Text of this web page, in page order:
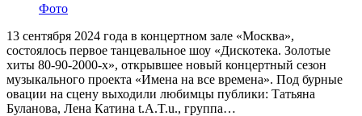
Фото
13 сентября 2024 года в концертном зале «Москва»,
состоялось первое танцевальное шоу «Дискотека. Золотые
хиты 80-90-2000-х», открывшее новый концертный сезон
музыкального проекта «Имена на все времена». Под бурные
овации на сцену выходили любимцы публики: Татьяна
Буланова, Лена Катина t.A.T.u., группа…